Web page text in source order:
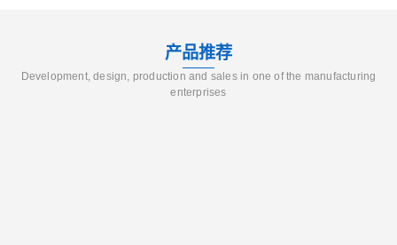
产品推荐
Development, design, production and sales in one of the manufacturing
enterprises